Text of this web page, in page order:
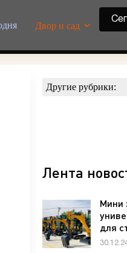
Двор и сад
Другие рубрики:
Лента
Мини
для